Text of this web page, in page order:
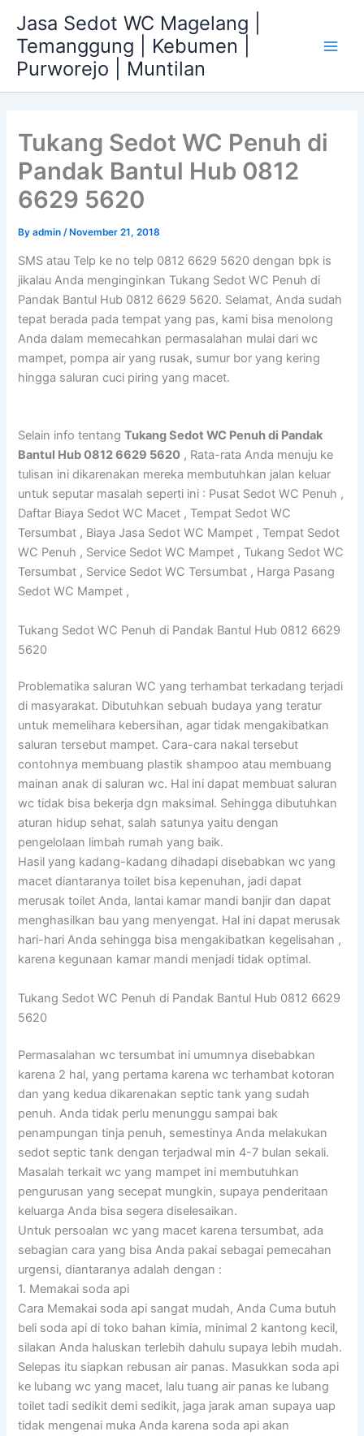
content
Jasa Sedot WC Magelang |
Temanggung | Kebumen |
Purworejo | Muntilan
Tukang Sedot WC Penuh di
Pandak Bantul Hub 0812
6629 5620
Byadmin/ November 21, 2018
SMS atau Telp ke no telp 0812 6629 5620 dengan bpk is
jikalau Anda menginginkan Tukang Sedot WC Penuh di
Pandak Bantul Hub 0812 6629 5620. Selamat, Anda sudah
tepat berada pada tempat yang pas, kami bisa menolong
Anda dalam memecahkan permasalahan mulai dari wc
mampet, pompa air yang rusak, sumur bor yang kering
hingga saluran cuci piring yang macet.
Selain info tentangTukang Sedot WC Penuh di Pandak
Bantul Hub 0812 6629 5620 , Rata-rata Anda menuju ke
tulisan ini dikarenakan mereka membutuhkan jalan keluar
untuk seputar masalah seperti ini : Pusat Sedot WC Penuh ,
Daftar Biaya Sedot WC Macet , Tempat Sedot WC
Tersumbat , Biaya Jasa Sedot WC Mampet , Tempat Sedot
WC Penuh , Service Sedot WC Mampet , Tukang Sedot WC
Tersumbat , Service Sedot WC Tersumbat , Harga Pasang
Sedot WC Mampet ,
Tukang Sedot WC Penuh di Pandak Bantul Hub 0812 6629
5620
Problematika saluran WC yang terhambat terkadang terjadi
di masyarakat. Dibutuhkan sebuah budaya yang teratur
untuk memelihara kebersihan, agar tidak mengakibatkan
saluran tersebut mampet. Cara-cara nakal tersebut
contohnya membuang plastik shampoo atau membuang
mainan anak di saluran wc. Hal ini dapat membuat saluran
wc tidak bisa bekerja dgn maksimal. Sehingga dibutuhkan
aturan hidup sehat, salah satunya yaitu dengan
pengelolaan limbah rumah yang baik.
Hasil yang kadang-kadang dihadapi disebabkan wc yang
macet diantaranya toilet bisa kepenuhan, jadi dapat
merusak toilet Anda, lantai kamar mandi banjir dan dapat
menghasilkan bau yang menyengat. Hal ini dapat merusak
hari-hari Anda sehingga bisa mengakibatkan kegelisahan ,
karena kegunaan kamar mandi menjadi tidak optimal.
Tukang Sedot WC Penuh di Pandak Bantul Hub 0812 6629
5620
Permasalahan wc tersumbat ini umumnya disebabkan
karena 2 hal, yang pertama karena wc terhambat kotoran
dan yang kedua dikarenakan septic tank yang sudah
penuh. Anda tidak perlu menunggu sampai bak
penampungan tinja penuh, semestinya Anda melakukan
sedot septic tank dengan terjadwal min 4-7 bulan sekali.
Masalah terkait wc yang mampet ini membutuhkan
pengurusan yang secepat mungkin, supaya penderitaan
keluarga Anda bisa segera diselesaikan.
Untuk persoalan wc yang macet karena tersumbat, ada
sebagian cara yang bisa Anda pakai sebagai pemecahan
urgensi, diantaranya adalah dengan :
1. Memakai soda api
Cara Memakai soda api sangat mudah, Anda Cuma butuh
beli soda api di toko bahan kimia, minimal 2 kantong kecil,
silakan Anda haluskan terlebih dahulu supaya lebih mudah.
Selepas itu siapkan rebusan air panas. Masukkan soda api
ke lubang wc yang macet, lalu tuang air panas ke lubang
toilet tadi sedikit demi sedikit, jaga jarak aman supaya uap
tidak mengenai muka Anda karena soda api akan